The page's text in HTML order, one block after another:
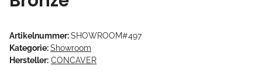
Artikelnummer:SHOWROOM#497
Kategorie:Showroom
Hersteller: CONCAVER